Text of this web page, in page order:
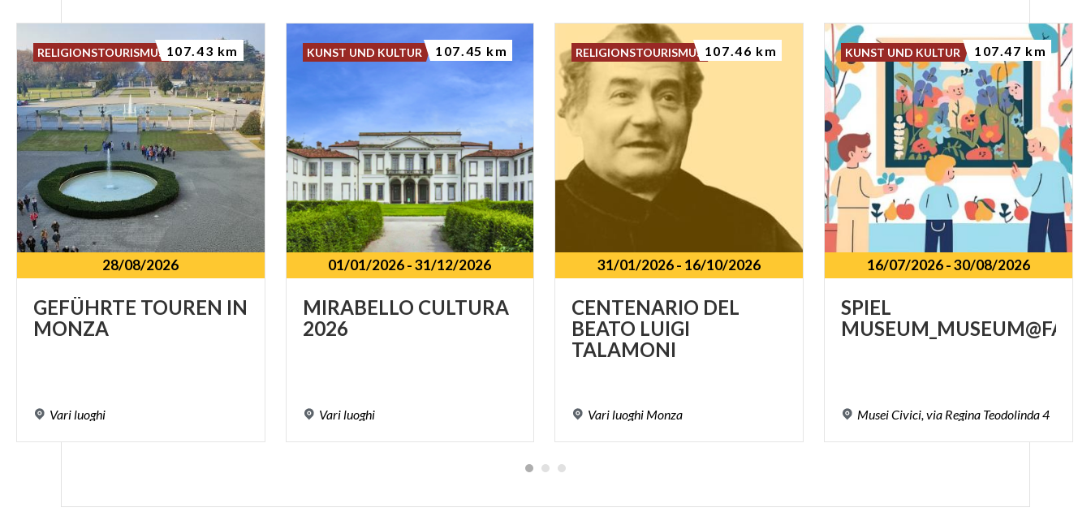
28/08/2026
GEFÜHRTE TOUREN IN
MONZA
Variluoghi
RELIGIONSTOURISMUS 107.43 km
01/01/2026-31/12/2026
MIRABELLO CULTURA
2026
Variluoghi
KUNST UND KULTUR 107.45 km
31/01/2026- 16/10/2026
CENTENARIO DEL
BEATO LUIGI
TALAMONI
Variluoghi Monza
RELIGIONSTOURISMUS 107.46 km
16/07/2026-30/08/2026
SPIEL
MuseiCivici,via Regina Teodolinda4
KUNST UND KULTUR 107.47 km